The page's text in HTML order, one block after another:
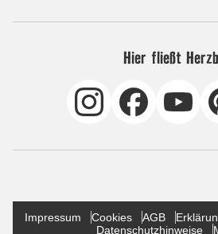
Hier fließt
Impressum Cookies AGB
Datenschutzhinweise